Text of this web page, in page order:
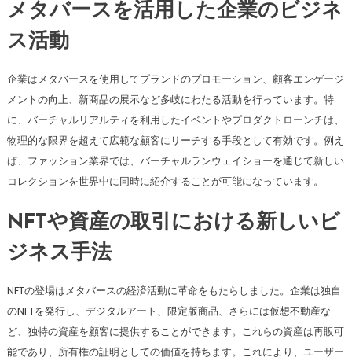
メタバースを活用した企業のビジネ
ス活動
企業はメタバースを使用してブランドのプロモーション、顧客エンゲージ
メントの向上、新商品の展示など多岐にわたる活動を行っています。特
に、バーチャルリアルティを利用したイベントやプロダクトローンチは、
物理的な限界を超えて広範な顧客にリーチする手段として有効です。例え
ば、ファッション業界では、バーチャルランウェイショーを通じて新しい
コレクションを世界中に同時に紹介することが可能になっています。
NFTや資産の取引における新しいビ
ジネス手法
NFTの登場はメタバースの経済活動に革命をもたらしました。企業は独自
のNFTを発行し、デジタルアート、限定版商品、さらには仮想不動産な
ど、独特の資産を顧客に提供することができます。これらの資産は再販可
能であり、所有権の証明としての価値を持ちます。これにより、ユーザー